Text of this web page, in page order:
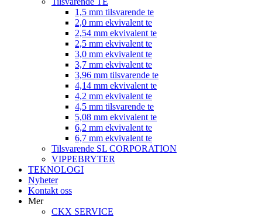
1,5 mm tilsvarende te
2,0 mm ekvivalent te
2,54 mm ekvivalent te
2,5 mm ekvivalent te
3,0 mm ekvivalent te
3,7 mm ekvivalent te
3,96 mm tilsvarende te
4,14 mm ekvivalent te
4,2 mm ekvivalent te
4,5 mm tilsvarende te
5,08 mm ekvivalent te
6,2 mm ekvivalent te
6,7 mm ekvivalent te
Tilsvarende SL CORPORATION
VIPPEBRYTER
TEKNOLOGI
Nyheter
Kontakt oss
Mer
CKX SERVICE